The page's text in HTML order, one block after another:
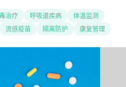
治疗 呼吸道疾病
体温监测
流感疫苗 隔离防护 康复管理